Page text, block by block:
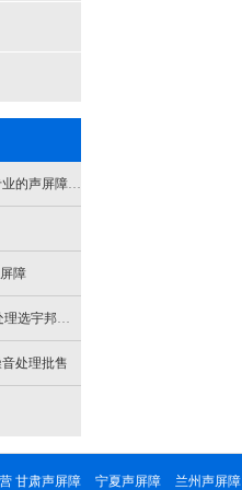
障公司推荐
障
保_价格优惠
处理批售
甘肃声屏障 宁夏声屏障 兰州声屏障